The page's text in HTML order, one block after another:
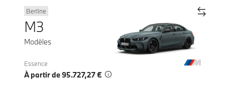
Berline
M3
Modèles
Essence
À partir de 95.727,27 €